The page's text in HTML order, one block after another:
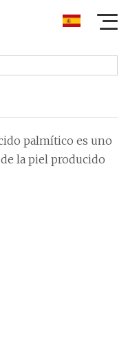
palmítico es uno
la piel producido